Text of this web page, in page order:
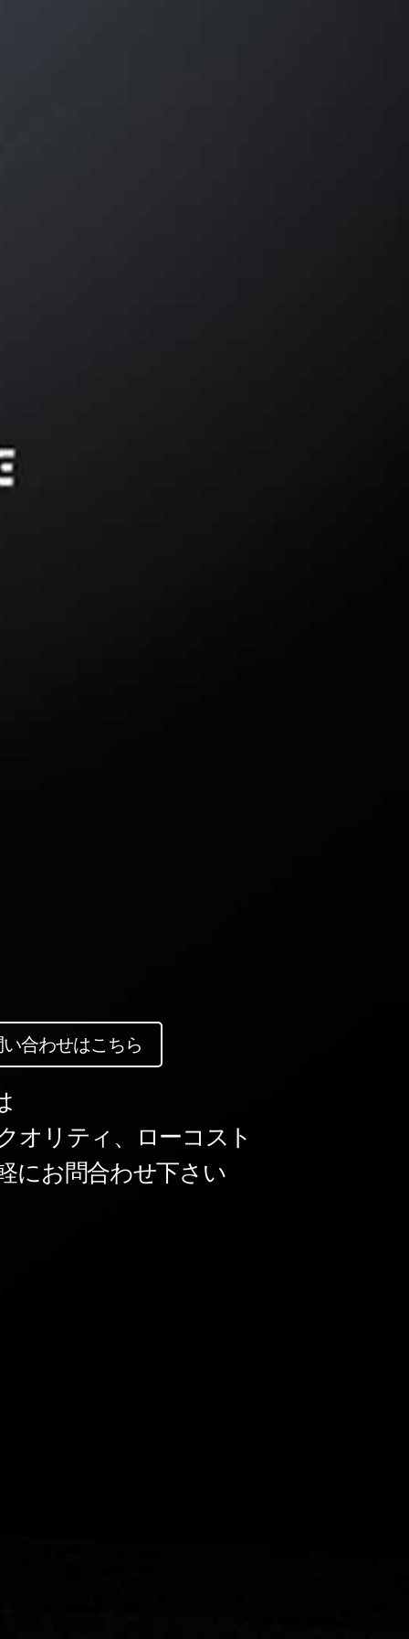
合わせはこちら
オリティ、ローコスト
にお問合わせ下さい